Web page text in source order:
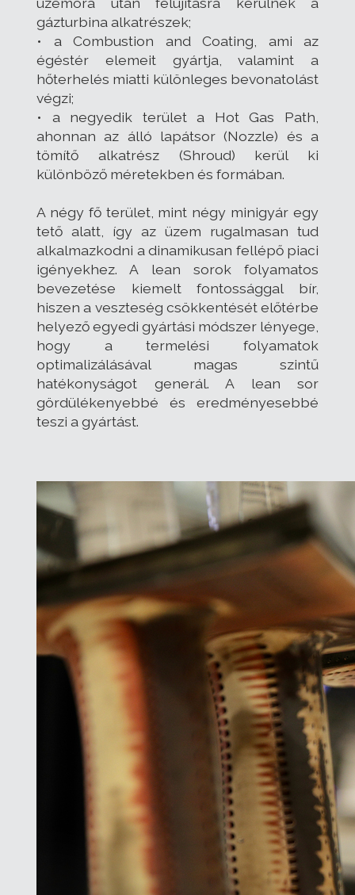
gázturbina alkatrészek;
• a Combustion and Coating, ami az
égéstér elemeit gyártja, valamint a
hőterhelés miatti különleges bevonatolást
végzi;
• a negyedik terület a Hot Gas Path,
ahonnan az álló lapátsor (Nozzle) és a
tömítő alkatrész (Shroud) kerül ki
különböző méretekben és formában.
A négy fő terület, mint négy minigyár egy
tető alatt, így az üzem rugalmasan tud
alkalmazkodni a dinamikusan fellépő piaci
igényekhez. A lean sorok folyamatos
bevezetése kiemelt fontossággal bír,
hiszen a veszteség csökkentését előtérbe
helyező egyedi gyártási módszer lényege,
hogy a termelési folyamatok
optimalizálásával magas szintű
hatékonyságot generál. A lean sor
gördülékenyebbé és eredményesebbé
teszi a gyártást.